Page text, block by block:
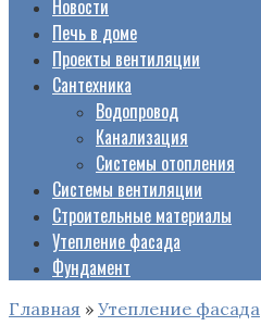
Новости
Печь в доме
Проекты вентиляции
Сантехника
Водопровод
Канализация
Системы отопления
Системы вентиляции
Строительные материалы
Утепление фасада
Фундамент
Главная » Утепление фасада